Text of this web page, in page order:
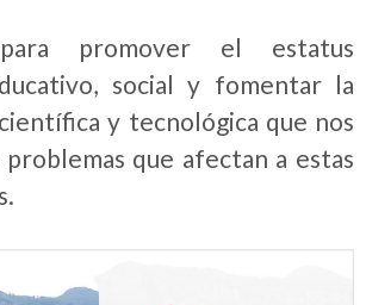
para promover el estatus
social y fomentar la
y tecnológica que nos
que afectan a estas